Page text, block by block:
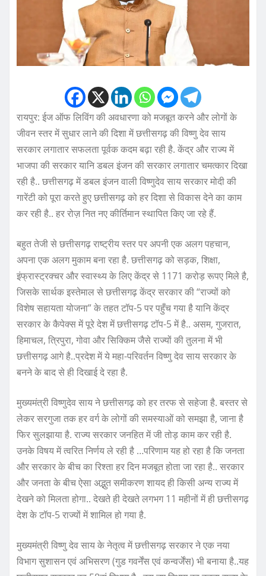
रायपुर: ईज ऑफ लिविंग की अवधारणा को मजबूत करने और लोगों के
जीवन स्तर में सुधार लाने की दिशा में छत्तीसगढ़ की विष्णु देव साय
सरकार लगातार सफलता पूर्वक कदम बढ़ा रही है. केंद्र और राज्य में
भाजपा की सरकार यानि डबल इंजन की सरकार लगातार चमत्कार दिखा
रही है.. छत्तीसगढ़ में डबल इंजन वाली विष्णुदेव साय सरकार मोदी की
गारेंटी को पूरा करते हुए छत्तीसगढ़ को हर दिशा से विकास देने का काम
कर रही है.. हर रोज़ नित नए कीर्तिमान स्थापित किए जा रहे हैं.
बहुत तेजी से छत्तीसगढ़ राष्ट्रीय स्तर पर अपनी एक अलग पहचान,
अपना एक अलग मुकाम बना रहा है. छत्तीसगढ़ को सड़क, शिक्षा,
इंफ्रास्ट्रक्चर और स्वास्थ्य के लिए केंद्र से 1171 करोड़ रूपए मिले है,
जिसके सार्थक इस्तेमाल से छत्तीसगढ़ केंद्र सरकार की “राज्यों को
विशेष सहायता योजना” के तहत टॉप-5 पर पहुँच गया है यानि केंद्र
सरकार के कैपेक्स में पूरे देश में छत्तीसगढ़ टॉप-5 में है.. असम, गुजरात,
हिमाचल, त्रिपुरा, गोवा और सिक्किम जैसे राज्यों की तुलना में भी
छत्तीसगढ़ आगे है..प्रदेश में ये महा-परिवर्तन विष्णु देव साय सरकार के
बनने के बाद से ही दिखाई दे रहा है.
मुख्यमंत्री विष्णुदेव साय ने छत्तीसगढ़ को हर तरफ से सहेजा है. बस्तर से
लेकर सरगुजा तक हर वर्ग के लोगों की समस्याओं को समझा है, जाना है
फिर सुलझाया है. राज्य सरकार जनहित में जी तोड़ काम कर रही है.
उनके विषय में त्वरित निर्णय ले रही है …परिणाम यह हो रहा है कि जनता
और सरकार के बीच का रिश्ता हर दिन मजबूत होता जा रहा है.. सरकार
और जनता के बीच ऐसा अद्भुत समीकरण शायद ही किसी अन्य राज्य में
देखने को मिलता होगा.. देखते ही देखते लगभग 11 महीनों में ही छत्तीसगढ़
देश के टॉप-5 राज्यों में शामिल हो गया है.
मुख्यमंत्री विष्णु देव साय के नेतृत्व में छत्तीसगढ़ सरकार ने एक नया
विभाग सुशासन एवं अभिसरण (गुड गवर्नेंस एवं कन्वर्जेंस) भी बनाया है..यह